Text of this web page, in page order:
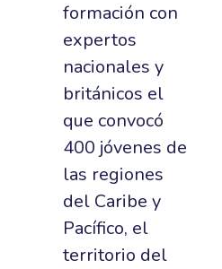
formación con
expertos
nacionales y
británicos el
que convocó
400 jóvenes de
las regiones
del Caribe y
Pacífico, el
territorio del